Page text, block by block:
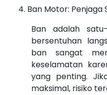
Ban Motor: Penjaga
Ban adalah
bersentuhan
ban sangat
keselamatan
yang penting.
maksimal, risiko